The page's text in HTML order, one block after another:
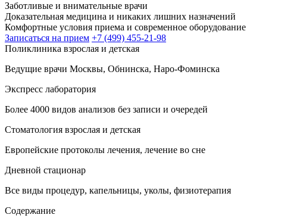
Заботливые и внимательные врачи
Доказательная медицина и никаких лишних назначений
Комфортные условия приема и современное оборудование
Записаться на прием +7 (499) 455-21-98
Поликлиника взрослая и детская
Ведущие врачи Москвы, Обнинска, Наро-Фоминска
Экспресс лаборатория
Более 4000 видов анализов без записи и очередей
Стоматология взрослая и детская
Европейские протоколы лечения, лечение во сне
Дневной стационар
Все виды процедур, капельницы, уколы, физиотерапия
Содержание